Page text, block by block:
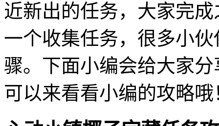
近新出的任务，大家完
一个收集任务，很多小
骤。下面小编会给大家
可以来看看小编的攻略哦